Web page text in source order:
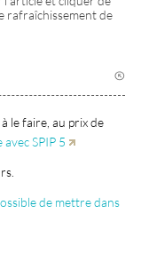
rafraîchissement de
le faire, au prix de
SPIP 5
de mettre dans